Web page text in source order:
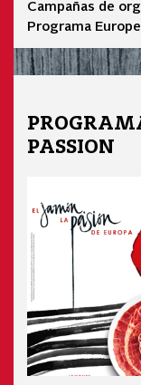
Campañas de
Programa
PASSION